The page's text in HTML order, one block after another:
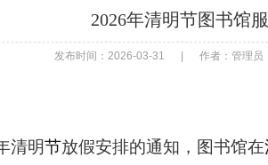
2026年清明节图书馆
发布时间：2026-03-31 作者：管理员
清明节放假安排的通知 ，图书馆在